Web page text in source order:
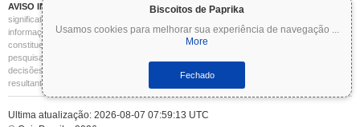
Biscoitos de Paprika
Usamos cookies para melhorar sua experiência de navegação ...
More
Fechado
AVISO IMPORTANTE:
As criptomoedas são altamente voláteis e envolvem riscos
significativos. Você pode perder parte ou todo o seu investimento. Todas as
informações no Coinpaprika são fornecidas apenas para fins informativos e não
constituem aconselhamento financeiro ou de investimento. Sempre faça sua própria
pesquisa (DYOR) e consulte um consultor financeiro qualificado antes de tomar
decisões de investimento. O Coinpaprika não se responsabiliza por quaisquer perdas
resultantes do uso dessas informações.
Ultima atualização: 2026-08-07 07:59:13 UTC